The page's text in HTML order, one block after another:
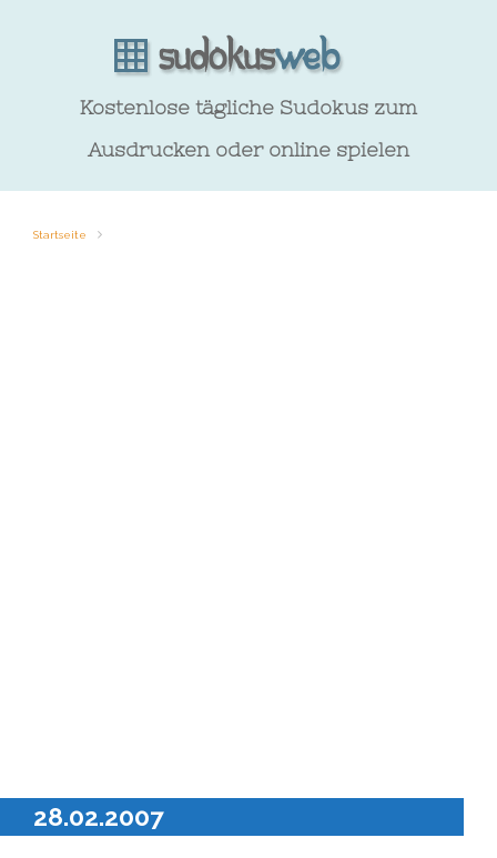
Kostenlose tägliche Sudokus zum
Ausdrucken oder online spielen
Startseite
28.02.2007